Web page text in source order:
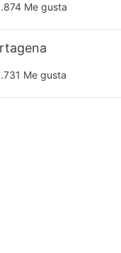
Me gusta
Me gusta